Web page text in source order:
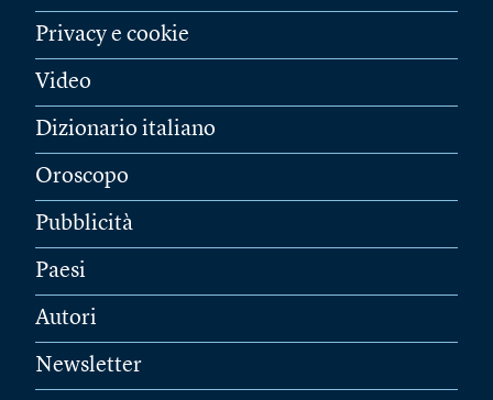
Privacy e cookie
Video
Dizionario italiano
Oroscopo
Pubblicità
Paesi
Autori
Newsletter